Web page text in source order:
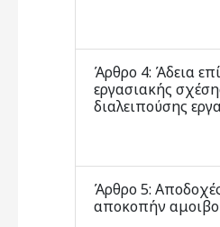
Άρθρο 4: Άδεια
εργασιακής
διαλειπούσης
Άρθρο 5:
αποκοπήν